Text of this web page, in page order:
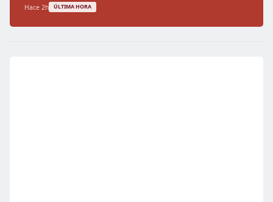
Hace 2h ÚLTIMA HORA